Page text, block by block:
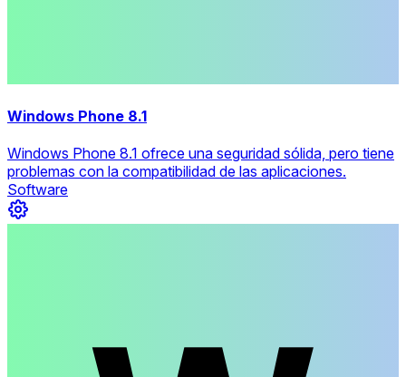
Windows Phone 8.1
Windows Phone 8.1 ofrece una seguridad sólida, pero tiene
problemas con la compatibilidad de las aplicaciones.
Software